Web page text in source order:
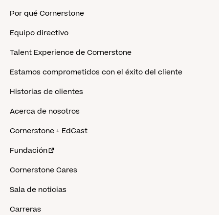
Por qué Cornerstone
Equipo directivo
Talent Experience de Cornerstone
Estamos comprometidos con el éxito del cliente
Historias de clientes
Acerca de nosotros
Cornerstone + EdCast
Fundación
Cornerstone Cares
Sala de noticias
Carreras